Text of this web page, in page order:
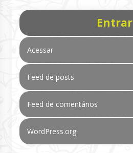
Entrar
Acessar
Feed de posts
Feed de comentários
WordPress.org